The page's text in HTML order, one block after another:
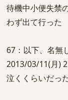
待機中小便失禁
わず出て行った
67：以下、名無
2013/03/11(月)
泣くくらいだっ